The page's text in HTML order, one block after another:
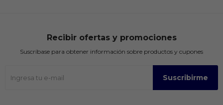
Recibir ofertas y promociones
Suscríbase para obtener información sobre productos y cupones
Suscribirme